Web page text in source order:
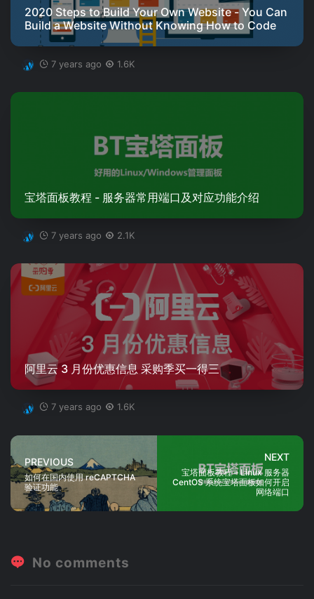
2020 Steps to Build Your Own Website - You Can
Build a Website Without Knowing How to Code
7 years ago 1.6K
宝塔面板教程 - 服务器常用端口及对应功能介绍
7 years ago 2.1K
阿里云 3 月份优惠信息 采购季买一得三
7 years ago 1.6K
PREVIOUS
如何在国内使用 reCAPTCHA
验证功能
NEXT
宝塔面板教程 – Linux 服务器
CentOS 系统宝塔面板如何开启
网络端口
No comments